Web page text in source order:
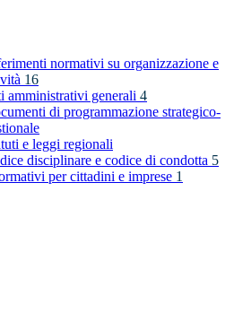
normativi su organizzazione e
16
amministrativi generali 4
di programmazione strategico-
e leggi regionali
disciplinare e codice di condotta 5
per cittadini e imprese 1